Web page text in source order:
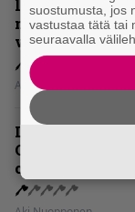
levytyksen
mitenkään
voiko?
Aki Nuopponen
Levyarvio:
Old Gang -
onko se
suostumusta, jos
vastustaa tätä tai
seuraavalla